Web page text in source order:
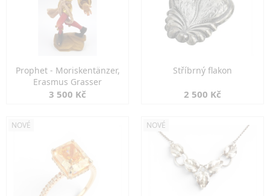
Prophet - Moriskentänzer,
Erasmus Grasser
3 500 Kč
Stříbrný flakon
2 500 Kč
NOVÉ NOVÉ